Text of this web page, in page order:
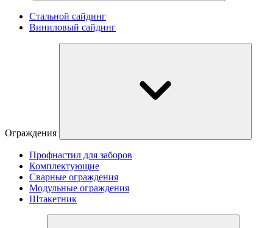
Стальной сайдинг
Виниловый сайдинг
Ограждения
Профнастил для заборов
Комплектующие
Сварные ограждения
Модульные ограждения
Штакетник